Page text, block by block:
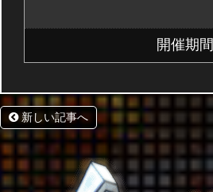
開催期間
新しい記事へ